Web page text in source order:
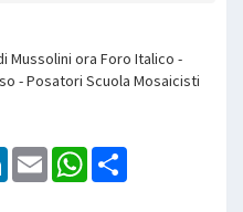
Mussolini ora Foro Italico -
- Posatori Scuola Mosaicisti
LinkedInEmail WhatsApp